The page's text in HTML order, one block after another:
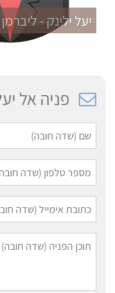
יעל ילינק - ליברמן
פניה אל